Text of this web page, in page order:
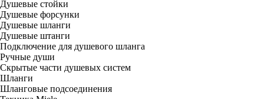
Душевые стойки
Душевые форсунки
Душевые шланги
Душевые штанги
Подключение для душевого шланга
Ручные души
Скрытые части душевых систем
Шланги
Шланговые подсоединения